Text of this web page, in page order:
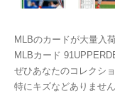
MLBのカードが大量入
MLBカード
ぜひあなたのコレクシ
特にキズなどありませ